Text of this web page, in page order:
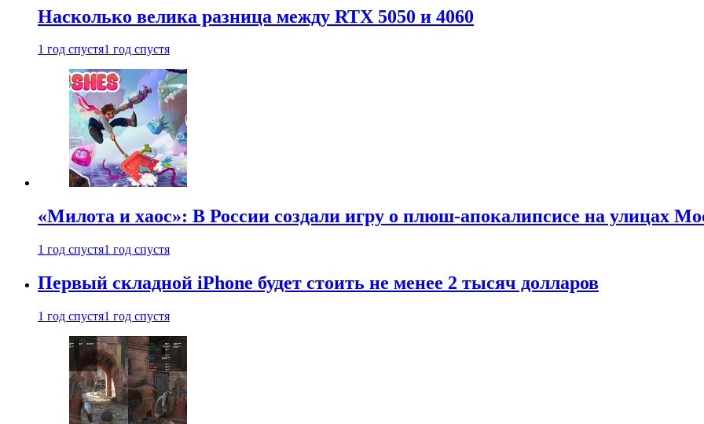
Насколько велика разница между RTX 5050 и 4060
1 год спустя1 год спустя
«Милота и хаос»: В России создали игру о плюш-апокалипсисе на улицах
1 год спустя1 год спустя
Первый складной iPhone будет стоить не менее 2 тысяч долларов
1 год спустя1 год спустя